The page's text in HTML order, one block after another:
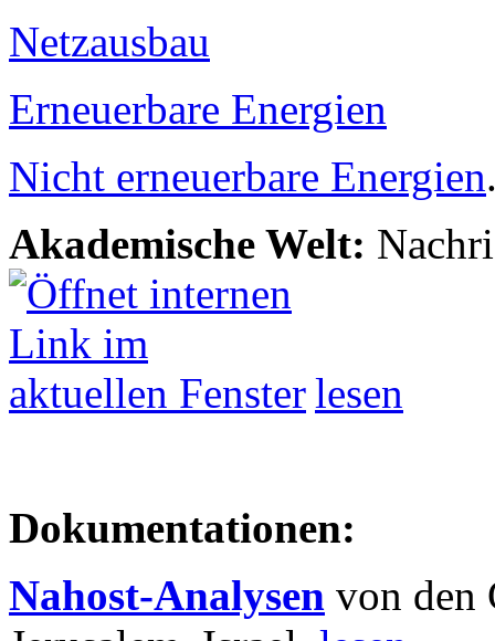
Netzausbau
Erneuerbare Energien
Nicht erneuerbare Energien
Akademische Welt:
lesen
Dokumentationen:
Nahost-Analysen von den